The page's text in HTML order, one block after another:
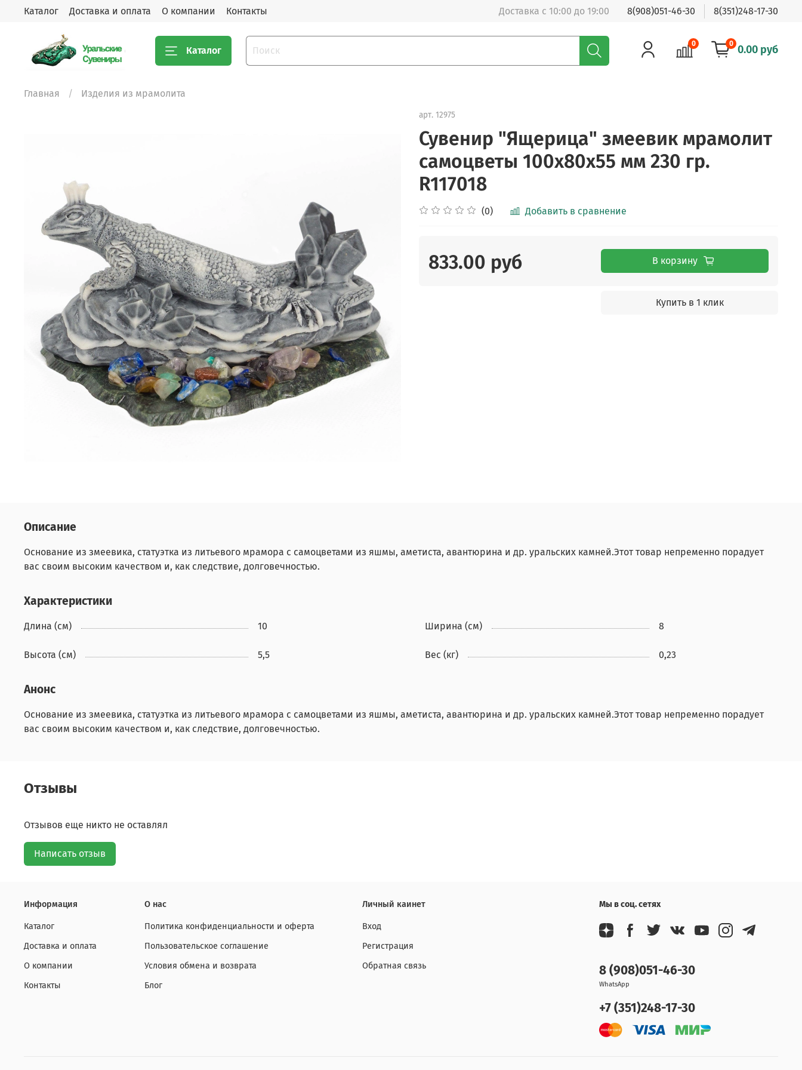
Каталог Доставка и оплата О компании Контакты Доставка с 10:00 до 19:00 8(908)051-46-30 8(351)248-17-30
Каталог
0 0 0.00 руб
Главная Изделия из мрамолита
арт. 12975
Сувенир "Ящерица" змеевик мрамолит
самоцветы 100х80х55 мм 230 гр.
R117018
(0) Добавить в сравнение
833.00 руб В корзину
Купить в 1 клик
Описание
Основание из змеевика, статуэтка из литьевого мрамора с самоцветами из яшмы, аметиста, авантюрина и др. уральских камней.Этот товар непременно порадует
вас своим высоким качеством и, как следствие, долговечностью.
Характеристики
Длина (см) 10 Ширина (см) 8
Высота (см) 5,5 Вес (кг) 0,23
Анонс
Основание из змеевика, статуэтка из литьевого мрамора с самоцветами из яшмы, аметиста, авантюрина и др. уральских камней.Этот товар непременно порадует
вас своим высоким качеством и, как следствие, долговечностью.
Отзывы
Отзывов еще никто не оставлял
Написать отзыв
Информация
Каталог
Доставка и оплата
О компании
Контакты
О нас
Политика конфиденциальности и оферта
Пользовательское соглашение
Условия обмена и возврата
Блог
Личный каинет
Вход
Регистрация
Обратная связь
Мы в соц. сетях
8 (908)051-46-30
WhatsApp
+7 (351)248-17-30